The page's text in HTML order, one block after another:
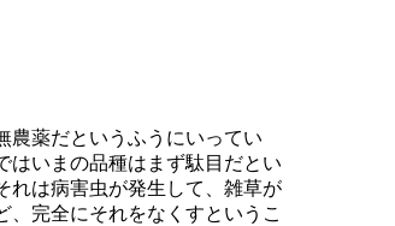
薬だというふうにいってい
はいまの品種はまず駄目だとい
れは病害虫が発生して、雑草が
完全にそれをなくすというこ